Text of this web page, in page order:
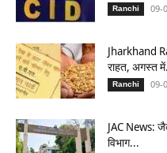
Ranchi 09-
Jharkhand
राहत, अगस्त
Ranchi 09-
JAC News:
विभाग...